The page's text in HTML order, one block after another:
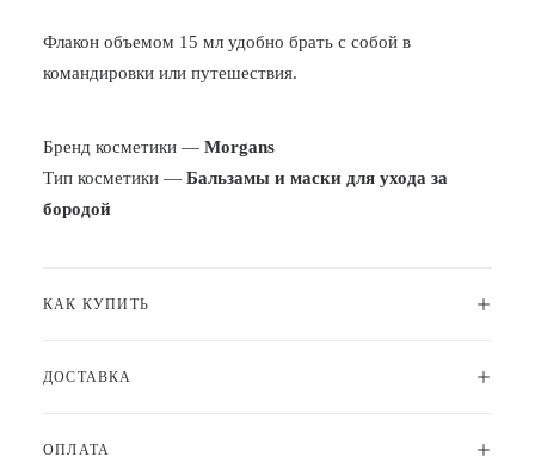
Флакон объемом 15 мл удобно брать с собой в
командировки или путешествия.
Бренд косметики — Morgans
Тип косметики — Бальзамы и маски для ухода за
бородой
КАК КУПИТЬ
ДОСТАВКА
ОПЛАТА